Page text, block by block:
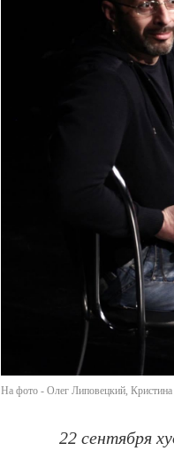
На фото - Олег Липовецкий,
22 сентября